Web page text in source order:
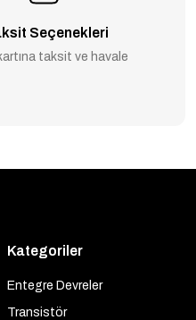
Seçenekleri
taksit ve havale
Kategoriler
Entegre Devreler
Transistör